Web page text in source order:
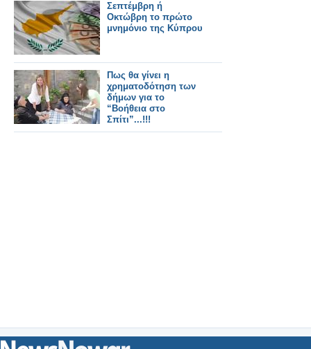
Σεπτέμβρη ή
Οκτώβρη το πρώτο
μνημόνιο της Κύπρου
Πως θα γίνει η
χρηματοδότηση των
δήμων για το
“Βοήθεια στο
Σπίτι”...!!!